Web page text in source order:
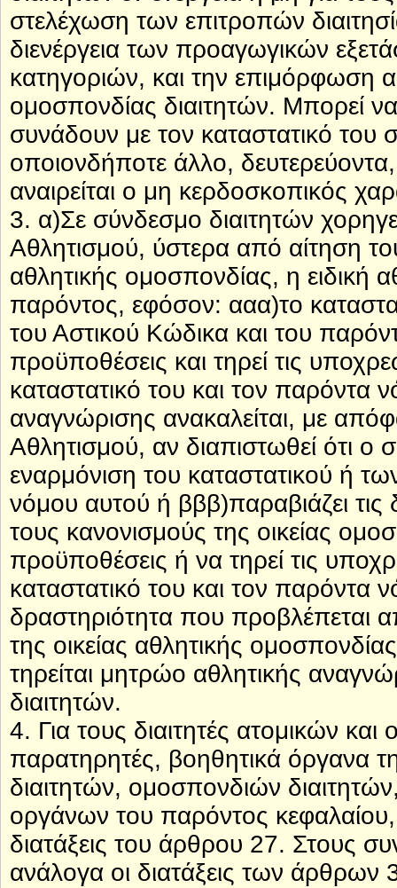
στελέχωση των επιτροπών
διενέργεια των προαγωγικών
κατηγοριών, και την επιμόρφωση
ομοσπονδίας διαιτητών. Μπορεί
συνάδουν με τον καταστατικό του
οποιονδήποτε άλλο,
αναιρείται ο μη κερδοσκοπικός
3. α)Σε σύνδεσμο διαιτητών
Αθλητισμού, ύστερα από αίτηση
αθλητικής ομοσπονδίας, η ειδική
παρόντος, εφόσον: ααα)το
του Αστικού Κώδικα και του
προϋποθέσεις και τηρεί τις
καταστατικό του και τον παρόντα
αναγνώρισης ανακαλείται, με
Αθλητισμού, αν διαπιστωθεί ότι ο
εναρμόνιση του καταστατικού ή
νόμου αυτού ή βββ)παραβιάζει
τους κανονισμούς της οικείας
προϋποθέσεις ή να τηρεί τις
καταστατικό του και τον παρόντα
δραστηριότητα που προβλέπεται
της οικείας αθλητικής
τηρείται μητρώο αθλητικής
διαιτητών.
4. Για τους διαιτητές ατομικών
παρατηρητές, βοηθητικά όργανα
διαιτητών, ομοσπονδιών
οργάνων του παρόντος κεφαλαίου,
διατάξεις του άρθρου 27. Στους
ανάλογα οι διατάξεις των άρθρων